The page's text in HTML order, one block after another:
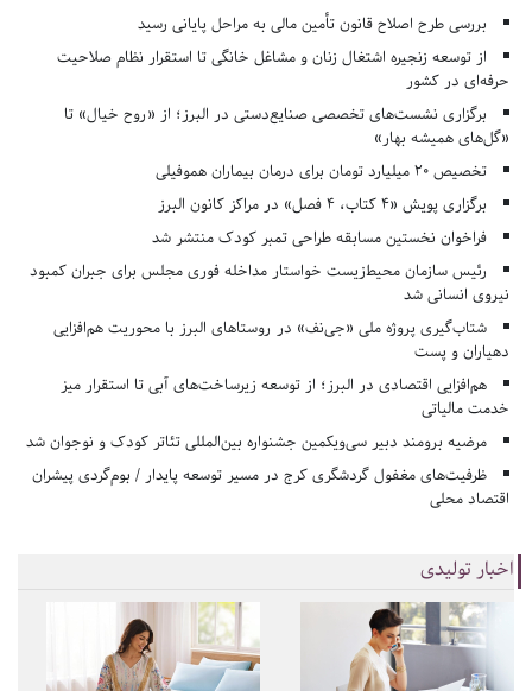
بررسی طرح اصلاح قانون تأمین مالی به مراحل پایانی رسید
از توسعه زنجیره اشتغال زنان و مشاغل خانگی تا استقرار نظام صلاحیت
حرفه‌ای در کشور
برگزاری نشست‌های تخصصی صنایع‌دستی در البرز؛ از «روح خیال» تا
«گل‌های همیشه بهار»
تخصیص ۲۰ میلیارد تومان برای درمان بیماران هموفیلی
برگزاری پویش «۴ کتاب، ۴ فصل» در مراکز کانون البرز
فراخوان نخستین مسابقه طراحی تمبر کودک منتشر شد
رئیس سازمان محیط‌زیست خواستار مداخله فوری مجلس برای جبران کمبود
نیروی انسانی شد
شتاب‌گیری پروژه ملی «جی‌نف» در روستاهای البرز با محوریت هم‌افزایی
دهیاران و پست
هم‌افزایی اقتصادی در البرز؛ از توسعه زیرساخت‌های آبی تا استقرار میز
خدمت مالیاتی
مرضیه برومند دبیر سی‌ویکمین جشنواره بین‌المللی تئاتر کودک و نوجوان شد
ظرفیت‌های مغفول گردشگری کرج در مسیر توسعه پایدار / بوم‌گردی پیشران
اقتصاد محلی
اخبار تولیدی